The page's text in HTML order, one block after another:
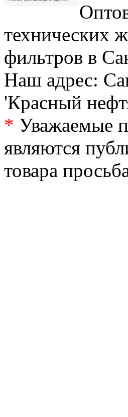
технических
фильтров в
Наш адрес:
'Красный
* Уважаемые
являются
товара